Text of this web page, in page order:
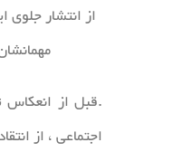
از انتشار جلوی
.قبل از انعکاس
اجتماعی ، از